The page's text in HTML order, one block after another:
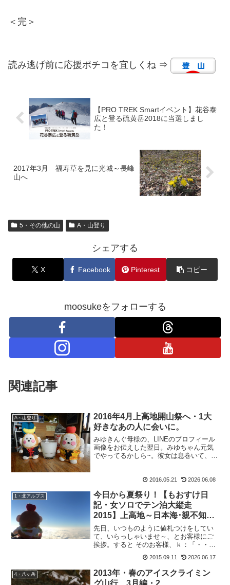
＜完＞
読み逃げ前に応援ポチコを宜しくね ⇒
【PRO TREK Smartイベント】花谷泰
広と登る硫黄岳2018に当選しまし
た！
2017年3月 福寿草を見に光城～長峰
山へ
5・その他の山 A・山登り
シェアする
X Facebook Pinterest コピー
moosukeをフォローする
関連記事
A・山登り
2016年4月上高地開山祭へ・1大
好きなあの人に会いに。
みゆきんぐ母様の、LINEのプロフィール
画像をお伝えした翌日。みゆちゃん元気
でやってるかしら~。彼女は息巻いて、私
も変わってました！」なんでもお父様の
LNEのプロフィー...
2016.05.21 2026.06.08
1・北アルプス
今日から夏祭り！【もおすけ日
記・女ソロでテン泊大縦走
2015】上高地～日本海･親不知ま
で15鹿島槍ヶ岳～五竜山荘
先日、いつものように値札つけをしてい
て、いらっしゃいませ～、とお客様にご
挨拶。すると そのお客様、ｋ：「・・・
す？」！！！覚えていますとも！あの水
晶小屋への歩荷で、足を捻挫した時にす
れ違ったお兄さん！その時の様子...
2015.09.11 2026.06.17
4・八ヶ岳
2013年・春のアイスクライミン
グ山行 3月編・2